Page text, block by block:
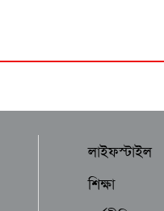
লাইফস্টাইল
শিক্ষা